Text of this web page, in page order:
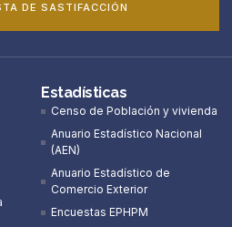
DE SASTIFACCIÓN
Estadísticas
Censo de Población y vivienda
Anuario Estadístico Nacional
(AEN)​
Anuario Estadístico de
Comercio Exterior
Encuestas EPHPM